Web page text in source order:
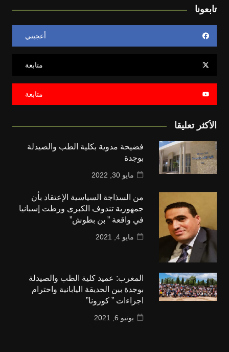
تابعونا
أعجبني
متابعة
متابعة
الأكثر تعليقا
فضيحة مدوية بكلية الطب والصيدلة
بوجدة
مايو 30, 2022
من السذاجة السياسية الإعتقاد بأن
جمهورية تندوف الكبرى ورطت إسبانيا
في واقعة ” بن بطوش”
مايو 4, 2021
المغرب: عميد كلية الطب والصيدلة
بوجدة بين الحديقة اليابانية واحترام
اجراءات ” كورونا”
يونيو 6, 2021